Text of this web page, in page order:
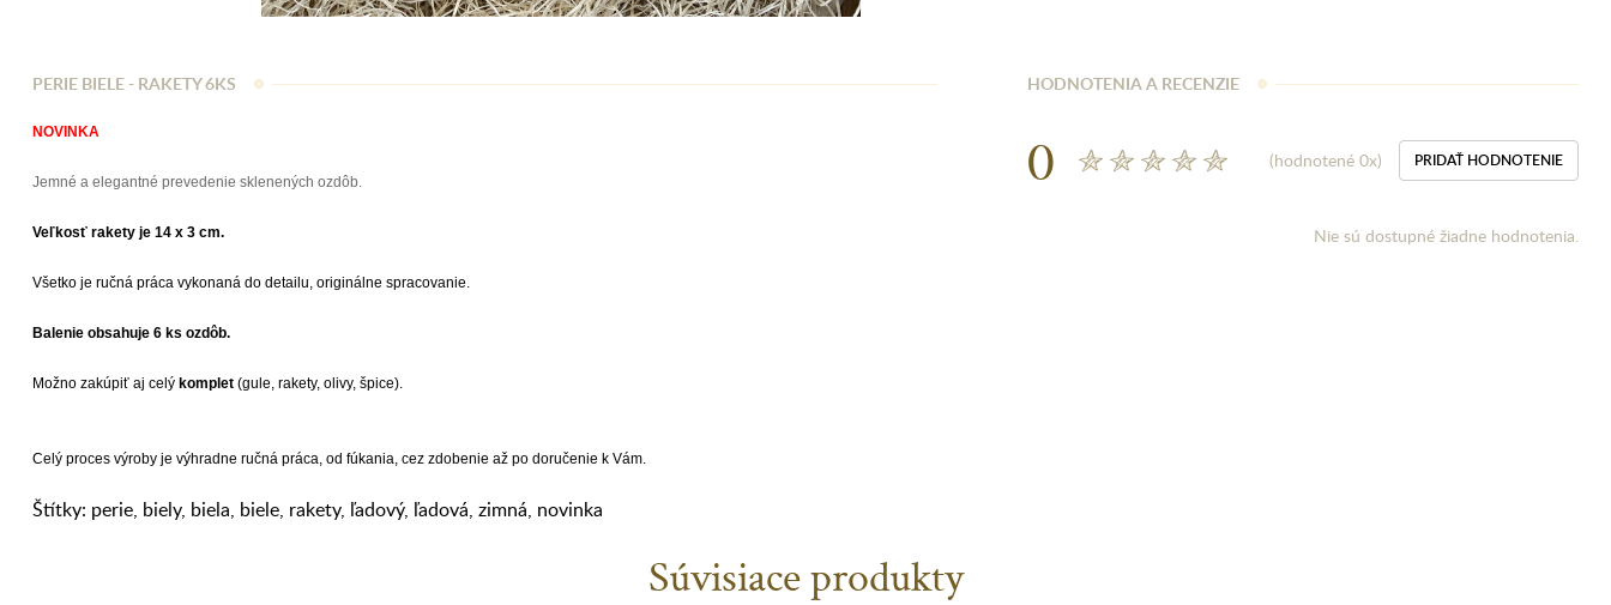
PERIE BIELE - RAKETY 6KS
NOVINKA
Jemné a elegantné prevedenie sklenených ozdôb.
Veľkosť rakety je 14 x 3 cm.
Všetko je ručná práca vykonaná do detailu, originálne spracovanie.
Balenie obsahuje 6 ks ozdôb.
Možno zakúpiť aj celý komplet (gule, rakety, olivy, špice).
Celý proces výroby je výhradne ručná práca, od fúkania, cez zdobenie až po doručenie k Vám.
Štítky: perie, biely, biela, biele, rakety, ľadový, ľadová, zimná, novinka
HODNOTENIA A RECENZIE
0 (hodnotené 0x) PRIDAŤ HODNOTENIE
Nie sú dostupné žiadne hodnotenia.
Súvisiace produkty